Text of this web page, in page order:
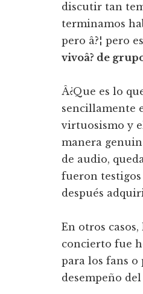
discutir tan
terminamos
pero â?¦ pero
vivoâ? de
Â¿Que es lo
sencillamente
virtuosismo y
manera
de audio,
fueron testigos
después
En otros
concierto fue
para los fans o
desempeño